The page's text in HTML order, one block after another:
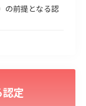
の前提となる認
定